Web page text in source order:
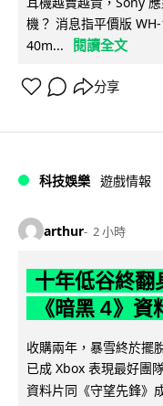
機？ 消息指平價版
40m...
閱讀全文
分享
科技娛樂 遊戲情報
arthur 2 小時
十年低谷終翻
《暗黑 4》資
收購兩年，暴雪終於擺
已成 Xbox 表現最好團
資料片同《守望先鋒》